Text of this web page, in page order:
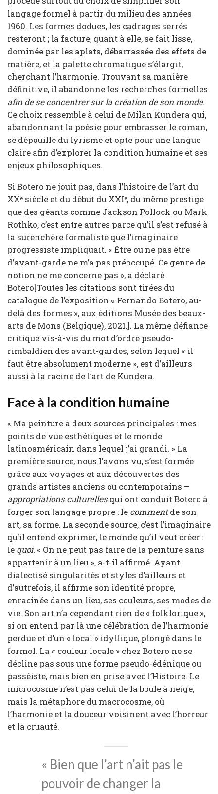
langage formel à partir du milieu des années
1960. Les formes dodues, les cadrages serrés
resteront ; la facture, quant à elle, se fait lisse,
dominée par les aplats, débarrassée des effets de
matière, et la palette chromatique s’élargit,
cherchant l’harmonie. Trouvant sa manière
définitive, il abandonne les recherches formelles
afin de se concentrer sur la création de son monde.
Ce choix ressemble à celui de Milan Kundera qui,
abandonnant la poésie pour embrasser le roman,
se dépouille du lyrisme et opte pour une langue
claire afin d’explorer la condition humaine et ses
enjeux philosophiques.
Si Botero ne jouit pas, dans l’histoire de l’art du
XXe siècle et du début du XXIe, du même prestige
que des géants comme Jackson Pollock ou Mark
Rothko, c’est entre autres parce qu’il s’est refusé à
la surenchère formaliste que l’imaginaire
progressiste impliquait. « Être ou ne pas être
d’avant-garde ne m’a pas préoccupé. Ce genre de
notion ne me concerne pas », a déclaré
Botero[Toutes les citations sont tirées du
catalogue de l’exposition « Fernando Botero, au-
delà des formes », aux éditions Musée des beaux-
arts de Mons (Belgique), 2021.]. La même défiance
critique vis-à-vis du mot d’ordre pseudo-
rimbaldien des avant-gardes, selon lequel « il
faut être absolument moderne », est d’ailleurs
aussi à la racine de l’art de Kundera.
Face à la condition humaine
« Ma peinture a deux sources principales : mes
points de vue esthétiques et le monde
latinoaméricain dans lequel j’ai grandi. » La
première source, nous l’avons vu, s’est formée
grâce aux voyages et aux découvertes des
grands artistes anciens ou contemporains –
appropriations culturellesqui ont conduit Botero à
forger son langage propre : le commentde son
art, sa forme. La seconde source, c’est l’imaginaire
qu’il entend exprimer, le monde qu’il veut créer :
le quoi. « On ne peut pas faire de la peinture sans
appartenir à un lieu », a-t-il affirmé. Ayant
dialectisé singularités et styles d’ailleurs et
d’autrefois, il affirme son identité propre,
enracinée dans un lieu, ses couleurs, ses modes de
vie. Son art n’a cependant rien de « folklorique »,
si on entend par là une célébration de l’harmonie
perdue et d’un « local » idyllique, plongé dans le
formol. La « couleur locale » chez Botero ne se
décline pas sous une forme pseudo-édénique ou
passéiste, mais bien en prise avec l’Histoire. Le
microcosme n’est pas celui de la boule à neige,
mais la métaphore du macrocosme, où
l’harmonie et la douceur voisinent avec l’horreur
et la cruauté.
« Bien que l’art n’ait pas le
pouvoir de changer la